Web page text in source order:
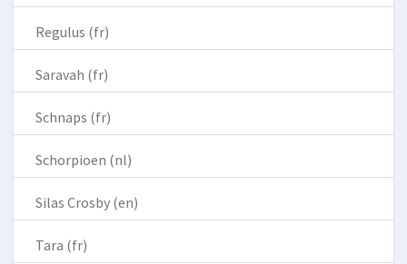
Regulus (fr)
Saravah (fr)
Schnaps (fr)
Schorpioen (nl)
Silas Crosby (en)
Tara (fr)